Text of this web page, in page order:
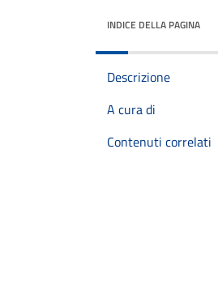
INDICE DELLA PAGINA
Descrizione
A cura di
Contenuti correlati